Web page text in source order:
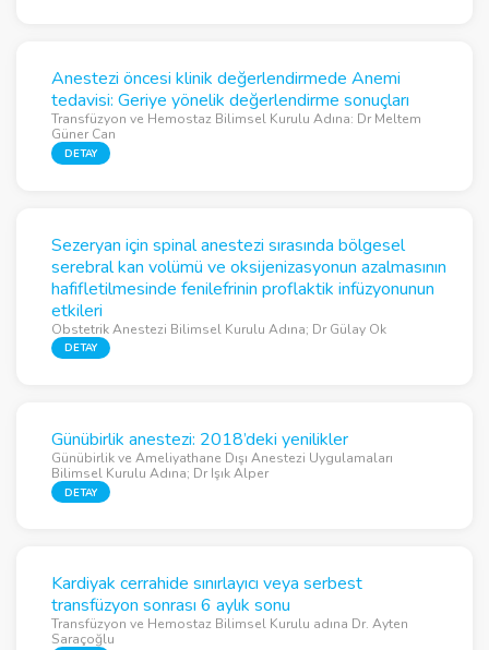
Anestezi öncesi klinik değerlendirmede Anemi
tedavisi: Geriye yönelik değerlendirme sonuçları
Transfüzyon ve Hemostaz Bilimsel Kurulu Adına: Dr Meltem
Güner Can
DETAY
Sezeryan için spinal anestezi sırasında bölgesel
serebral kan volümü ve oksijenizasyonun azalmasının
hafifletilmesinde fenilefrinin proflaktik infüzyonunun
etkileri
Obstetrik Anestezi Bilimsel Kurulu Adına; Dr Gülay Ok
DETAY
Günübirlik anestezi: 2018’deki yenilikler
Günübirlik ve Ameliyathane Dışı Anestezi Uygulamaları
Bilimsel Kurulu Adına; Dr Işık Alper
DETAY
Kardiyak cerrahide sınırlayıcı veya serbest
transfüzyon sonrası 6 aylık sonu
Transfüzyon ve Hemostaz Bilimsel Kurulu adına Dr. Ayten
Saraçoğlu